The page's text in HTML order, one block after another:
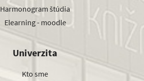
Harmonogram štúdia
Elearning - moodle
Univerzita
Kto sme